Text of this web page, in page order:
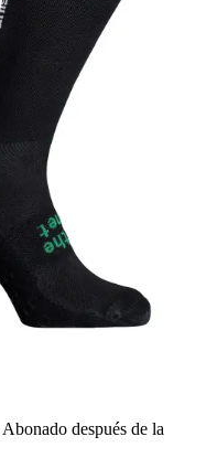
Abonado después de la